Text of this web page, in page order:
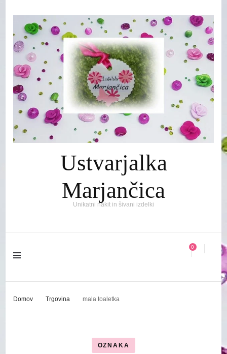
Ustvarjalka
Marjančica
Unikatni nakit in šivani izdelki
0
Domov Trgovina mala toaletka
OZNAKA